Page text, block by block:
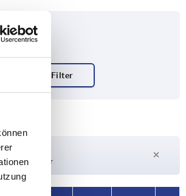
auf Anfrage
auf Lager